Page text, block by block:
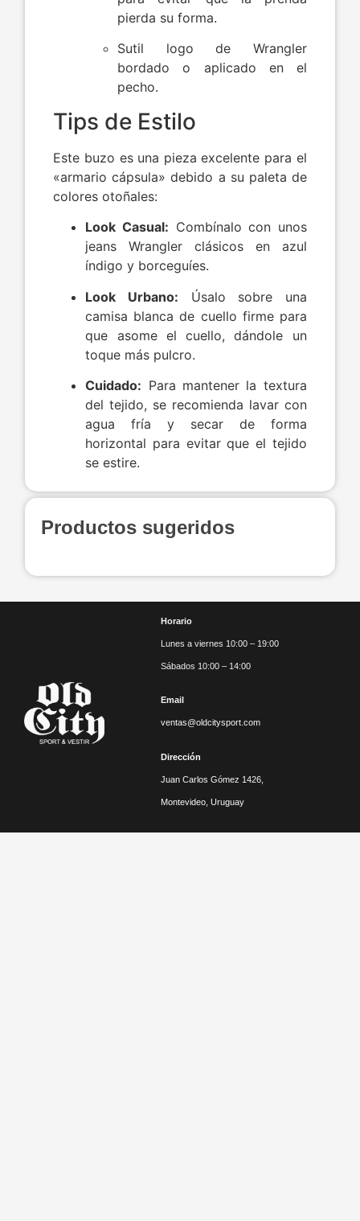
pierda su forma.
Sutil logo de Wrangler
bordado o aplicado en el
pecho.
Tips de Estilo
Este buzo es una pieza excelente para el
«armario cápsula» debido a su paleta de
colores otoñales:
Look Casual: Combínalo con unos
jeans Wrangler clásicos en azul
índigo y borceguíes.
Look Urbano: Úsalo sobre una
camisa blanca de cuello firme para
que asome el cuello, dándole un
toque más pulcro.
Cuidado: Para mantener la textura
del tejido, se recomienda lavar con
agua fría y secar de forma
horizontal para evitar que el tejido
se estire.
Productos sugeridos
Horario
Lunes a viernes 10:00 – 19:00
Sábados 10:00 – 14:00
Email
ventas@oldcitysport.com
Dirección
Juan Carlos Gómez 1426,
Montevideo, Uruguay